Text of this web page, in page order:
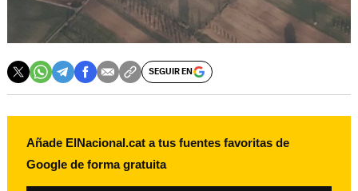
SEGUIR EN
Añade ElNacional.cat a tus fuentes favoritas de
Google de forma gratuita